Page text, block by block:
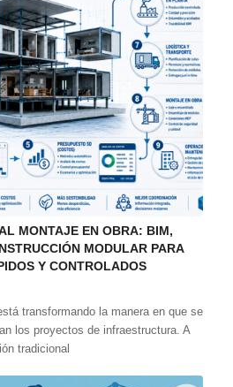
MONTAJE EN OBRA: BIM,
MODULAR PARA
Y CONTROLADOS
transformando la manera en que se
los proyectos de infraestructura. A
tradicional